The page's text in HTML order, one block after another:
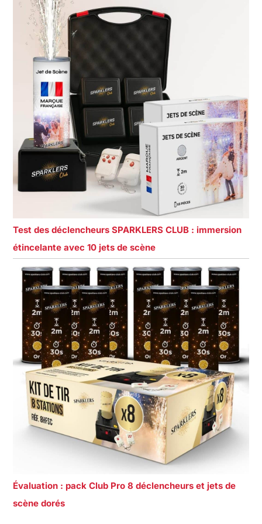
Test des déclencheurs SPARKLERS CLUB : immersion
étincelante avec 10 jets de scène
Évaluation : pack Club Pro 8 déclencheurs et jets de
scène dorés